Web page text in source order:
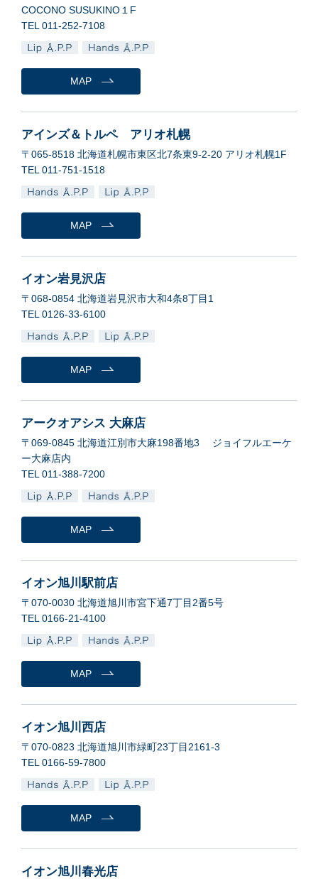
COCONO SUSUKINO１F
TEL 011-252-7108
MAP
アインズ＆トルペ アリオ札幌
〒065-8518 北海道札幌市東区北7条東9-2-20 アリオ札幌1F
TEL 011-751-1518
MAP
イオン岩見沢店
〒068-0854 北海道岩見沢市大和4条8丁目1
TEL 0126-33-6100
MAP
アークオアシス 大麻店
〒069-0845 北海道江別市大麻198番地3 ジョイフルエーケ
ー大麻店内
TEL 011-388-7200
MAP
イオン旭川駅前店
〒070-0030 北海道旭川市宮下通7丁目2番5号
TEL 0166-21-4100
MAP
イオン旭川西店
〒070-0823 北海道旭川市緑町23丁目2161-3
TEL 0166-59-7800
MAP
イオン旭川春光店